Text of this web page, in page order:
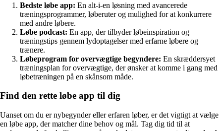
Bedste løbe app: En alt-i-en løsning med avancerede
træningsprogrammer, løberuter og mulighed for at konkurrere
med andre løbere.
Løbe podcast: En app, der tilbyder løbeinspiration og
træningstips gennem lydoptagelser med erfarne løbere og
trænere.
Løbeprogram for overvægtige begyndere: En skræddersyet
træningsplan for overvægtige, der ønsker at komme i gang med
løbetræningen på en skånsom måde.
Find den rette løbe app til dig
Uanset om du er nybegynder eller erfaren løber, er det vigtigt at vælge
en løbe app, der matcher dine behov og mål. Tag dig tid til at